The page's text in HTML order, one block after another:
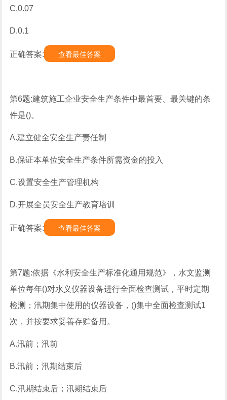
C.0.07
D.0.1
正确答案: 查看最佳答案
第6题:建筑施工企业安全生产条件中最首要、最关键的条
件是()。
A.建立健全安全生产责任制
B.保证本单位安全生产条件所需资金的投入
C.设置安全生产管理机构
D.开展全员安全生产教育培训
正确答案: 查看最佳答案
第7题:依据《水利安全生产标准化通用规范》，水文监测
单位每年()对水义仪器设备进行全面检查测试，平时定期
检测；汛期集中使用的仪器设备，()集中全面检查测试1
次，并按要求妥善存贮备用。
A.汛前；汛前
B.汛前；汛期结束后
C.汛期结束后；汛期结束后